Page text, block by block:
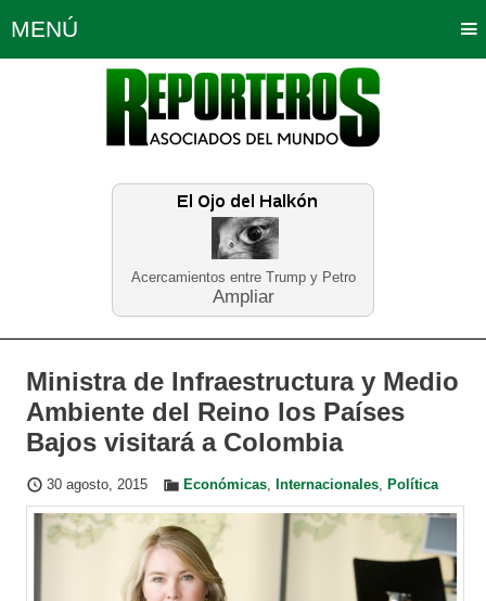
Acercamientos entre Trump y Petro
Ampliar
MENÚ
Política Opinión Bogotá
Planeta Tierra Deportes
Educación Neira
Ministra de Infraestructura y Medio
Ambiente del Reino los Países
Bajos visitará a Colombia
30 agosto, 2015 Económicas, Internacionales, Política